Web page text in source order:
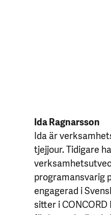
Ida Ragnarsson
Ida är
tjejjour. Tidigare
programansvarig
engagerad i
sitter i